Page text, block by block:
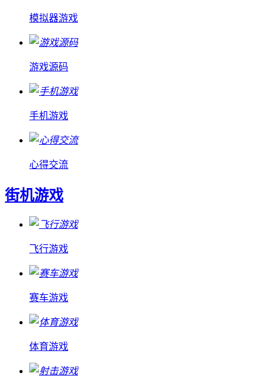
模拟器游戏
游戏源码
手机游戏
心得交流
街机游戏
飞行游戏
赛车游戏
体育游戏